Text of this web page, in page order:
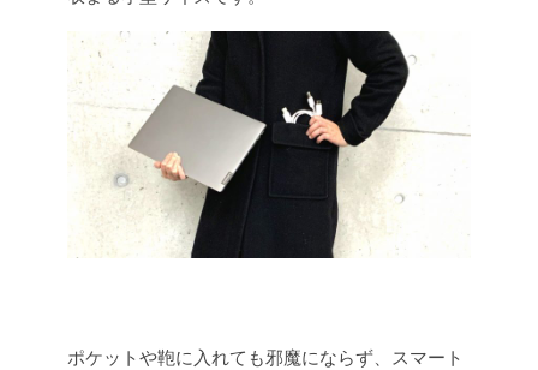
ポケットや鞄に入れても邪魔にならず、スマート